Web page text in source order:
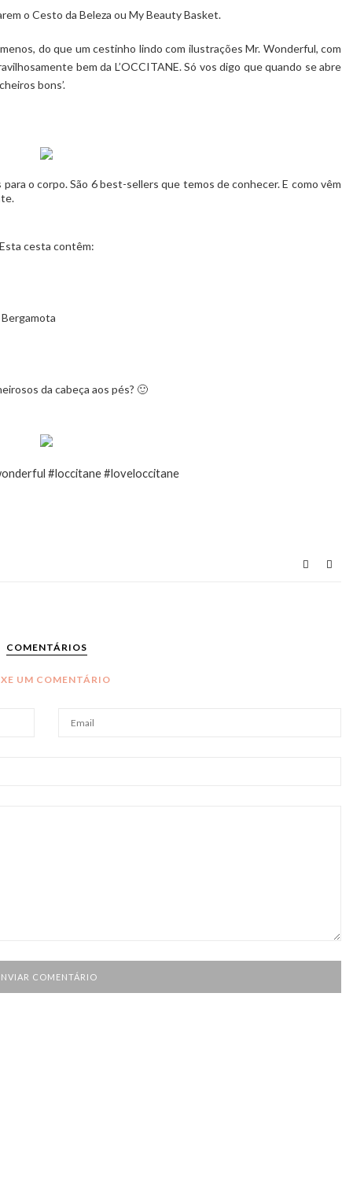
o Cesto da Beleza ou My Beauty Basket.
do que umcestinho lindo com ilustrações Mr. Wonderful, com
bem da L’OCCITANE. Só vos digo que quando se abre
bons’.
o corpo. São 6 best-sellers que temos de conhecer. E como vêm
cesta contêm:
da cabeça aos pés? 🙂
#loccitane #loveloccitane
COMENTÁRIOS
UM COMENTÁRIO